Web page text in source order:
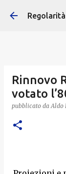
Rinnovo
votato
pubblicato daAldo